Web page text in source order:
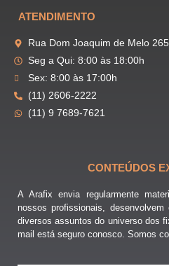
ATENDIMENTO
Rua Dom Joaquim de Melo
Seg a Qui: 8:00 às 18:00h
Sex: 8:00 às 17:00h
(11) 2606-2222
(11) 9 7689-7621
CONTEÚDOS
A Arafix envia regularmente
nossos profissionais,
diversos assuntos do universo dos
mail está seguro conosco. Somos